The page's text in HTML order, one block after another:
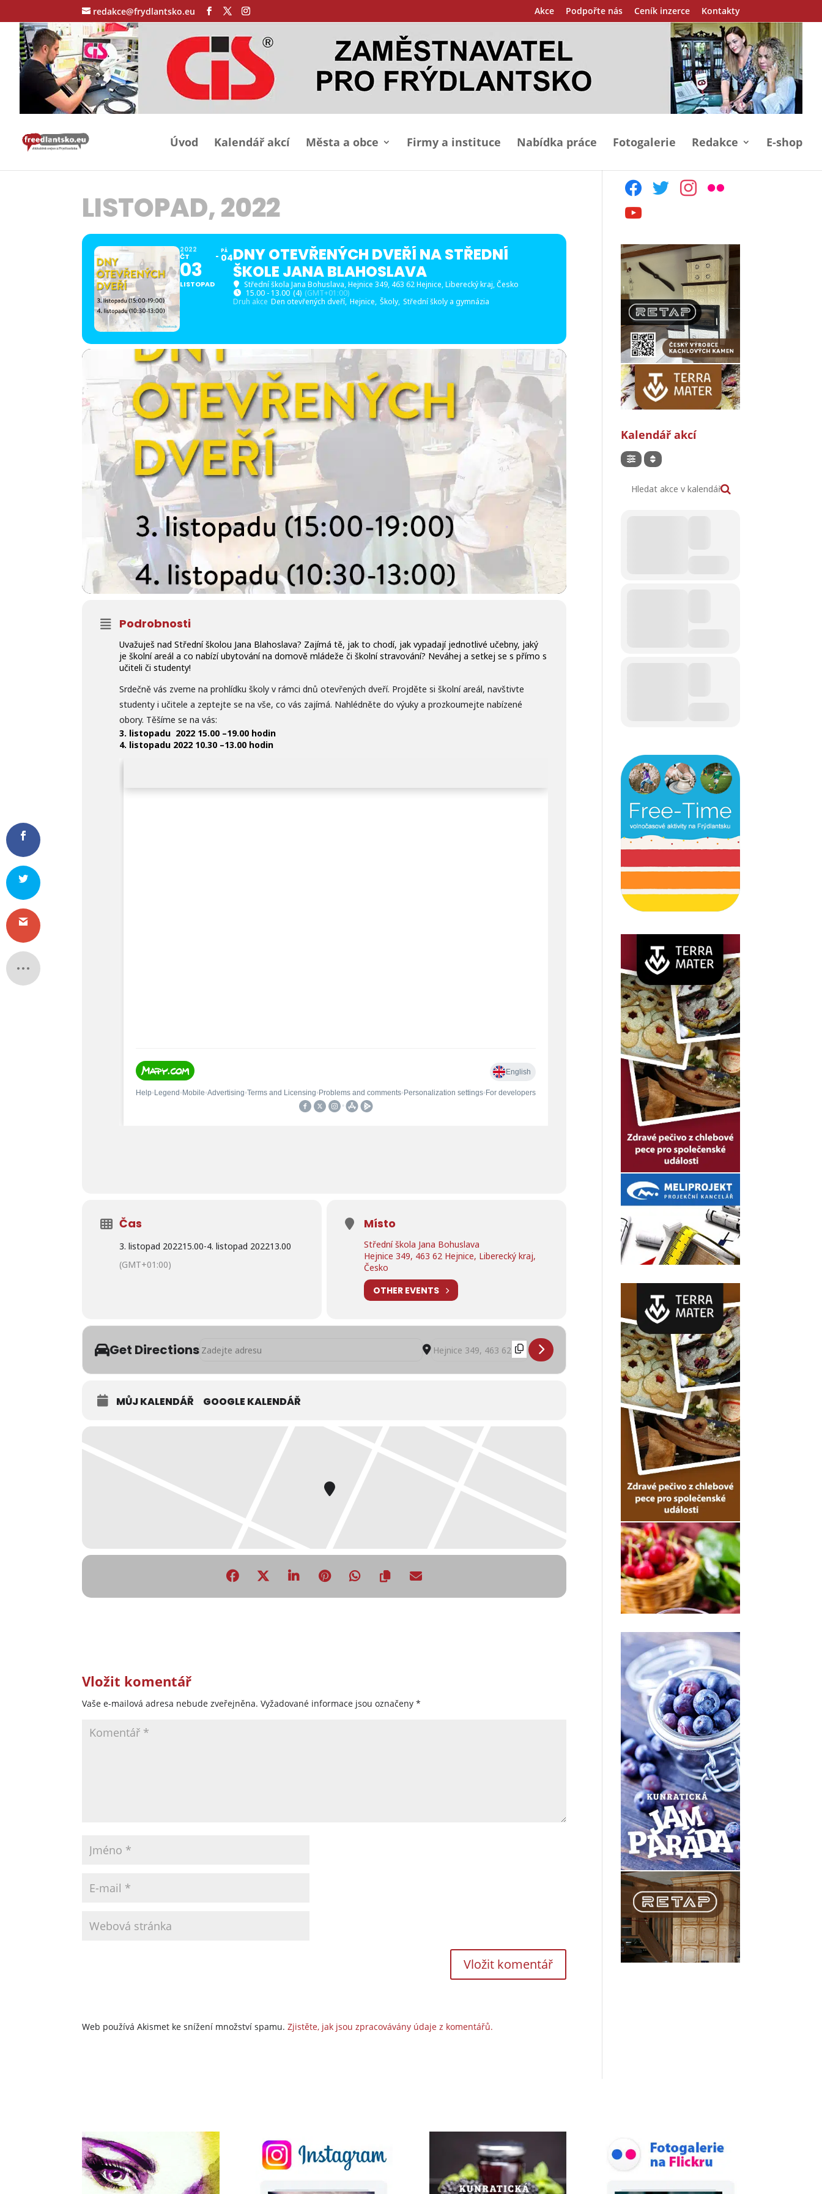
redakce@frydlantsko.eu Akce Podpořte nás Ceník inzerce Kontakty
Úvod Kalendář akcí Města a obce Firmy a instituce Nabídka práce Fotogalerie Redakce E-shop
LISTOPAD, 2022
2022
ČT
03
LISTOPAD
PÁ
04DNY OTEVŘENÝCH DVEŘÍ NA STŘEDNÍ
ŠKOLE JANA BLAHOSLAVA
Střední škola Jana Bohuslava, Hejnice 349, 463 62 Hejnice, Liberecký kraj, Česko
15.00 - 13.00 (4) (GMT+01:00)
Druh akce Den otevřených dveří, Hejnice, Školy, Střední školy a gymnázia
Podrobnosti
Uvažuješ nad Střední školou Jana Blahoslava? Zajímá tě, jak to chodí, jak vypadají jednotlivé učebny, jaký
je školní areál a co nabízí ubytování na domově mládeže či školní stravování? Neváhej a setkej se s přímo s
učiteli či studenty!
Srdečně vás zveme na prohlídku školy v rámci dnů otevřených dveří. Projděte si školní areál, navštivte
studenty i učitele a zeptejte se na vše, co vás zajímá. Nahlédněte do výuky a prozkoumejte nabízené
obory. Těšíme se na vás:
3. listopadu 2022 15.00 –19.00 hodin
4. listopadu 2022 10.30 –13.00 hodin
Čas
3. listopad 202215.00-4. listopad 202213.00
(GMT+01:00)
Místo
Střední škola Jana Bohuslava
Hejnice 349, 463 62 Hejnice, Liberecký kraj,
Česko
OTHER EVENTS
Get Directions Address - Dny otevřených dveří na Střední škole Jana Blahoslava []Destination Address - Dny otevřených dveří na Střední škole Jana Blahoslava []
MŮJ KALENDÁŘ GOOGLE KALENDÁŘ
Vložit komentář
Vaše e-mailová adresa nebude zveřejněna. Vyžadované informace jsou označeny*
Web používá Akismet ke snížení množství spamu.Zjistěte, jak jsou zpracovávány údaje z komentářů.
facebooktwitter instagram
flickr
youtube
Kalendář akcí